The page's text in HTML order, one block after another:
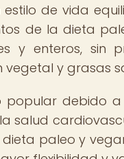
de vida
de la dieta
y enteros, sin
y grasas
popular debido
salud
paleo y